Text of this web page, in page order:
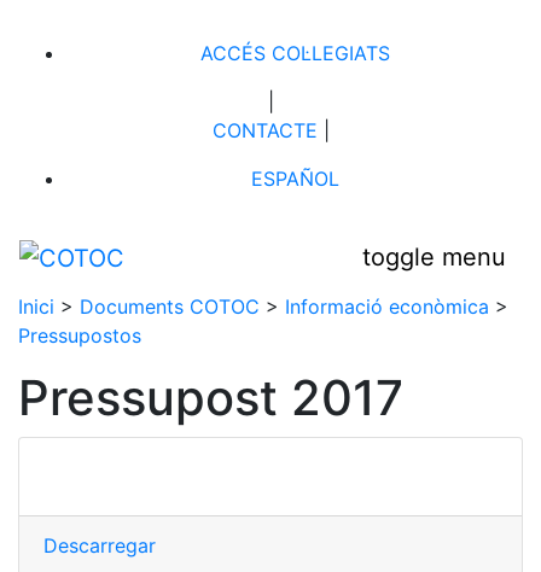
ACCÉS COL·LEGIATS
CONTACTE
ESPAÑOL
toggle menu
Inici > Documents COTOC > Informació econòmica >
Pressupostos
Pressupost 2017
Descarregar